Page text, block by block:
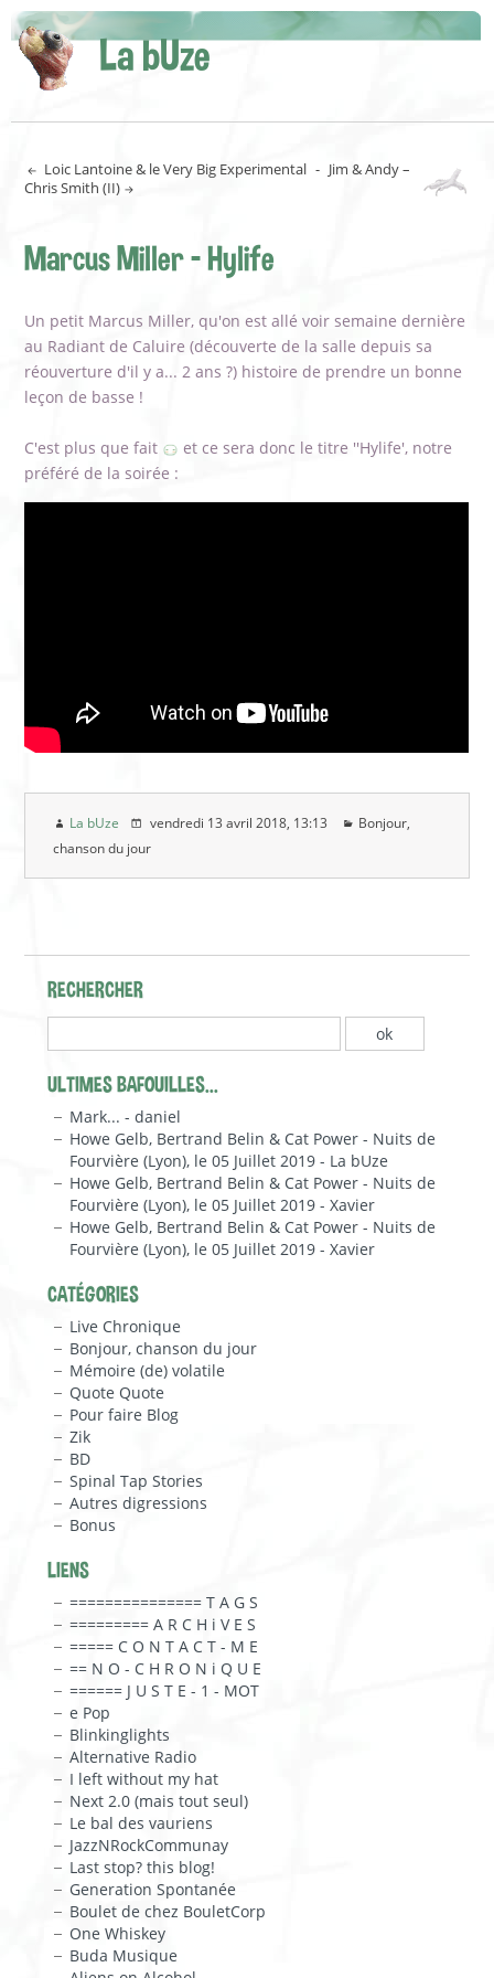
La bUze
Loic Lantoine & le Very Big Experimental - Jim & Andy –
Chris Smith (II)
Marcus Miller - Hylife
Un petit Marcus Miller, qu'on est allé voir semaine dernière
au Radiant de Caluire (découverte de la salle depuis sa
réouverture d'il y a... 2 ans ?) histoire de prendre un bonne
leçon de basse !
C'est plus que fait
et ce sera donc le titre ''Hylife', notre
préféré de la soirée :
La bUze vendredi 13 avril 2018 , 13:13
Bonjour,
chanson du jour
RECHERCHER
ULTIMES BAFOUILLES...
Mark... - daniel
Howe Gelb, Bertrand Belin & Cat Power - Nuits de
Fourvière (Lyon), le 05 Juillet 2019 - La bUze
Howe Gelb, Bertrand Belin & Cat Power - Nuits de
Fourvière (Lyon), le 05 Juillet 2019 - Xavier
Howe Gelb, Bertrand Belin & Cat Power - Nuits de
Fourvière (Lyon), le 05 Juillet 2019 - Xavier
CATÉGORIES
Live Chronique
Bonjour, chanson du jour
Mémoire (de) volatile
Quote Quote
Pour faire Blog
Zik
BD
Spinal Tap Stories
Autres digressions
Bonus
LIENS
=============== T A G S
========= A R C H i V E S
===== C O N T A C T - M E
== N O - C H R O N i Q U E
====== J U S T E - 1 - MOT
e Pop
Blinkinglights
Alternative Radio
I left without my hat
Next 2.0 (mais tout seul)
Le bal des vauriens
JazzNRockCommunay
Last stop? this blog!
Generation Spontanée
Boulet de chez BouletCorp
One Whiskey
Buda Musique